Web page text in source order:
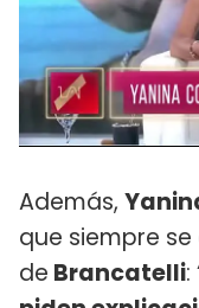
Además,
que siempre
de Brancatelli: